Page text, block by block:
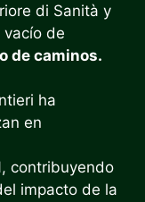
di Sanità y
vacío de
de caminos.
ha
en
contribuyendo
impacto de la